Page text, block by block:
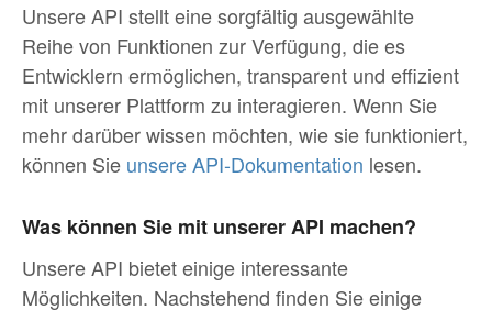
Unsere API stellt eine sorgfältig ausgewählte
Reihe von Funktionen zur Verfügung, die es
Entwicklern ermöglichen, transparent und effizient
mit unserer Plattform zu interagieren. Wenn Sie
mehr darüber wissen möchten, wie sie funktioniert,
können Sie unsere API-Dokumentation lesen.
Was können Sie mit unserer API machen?
Unsere API bietet einige interessante
Möglichkeiten. Nachstehend finden Sie einige